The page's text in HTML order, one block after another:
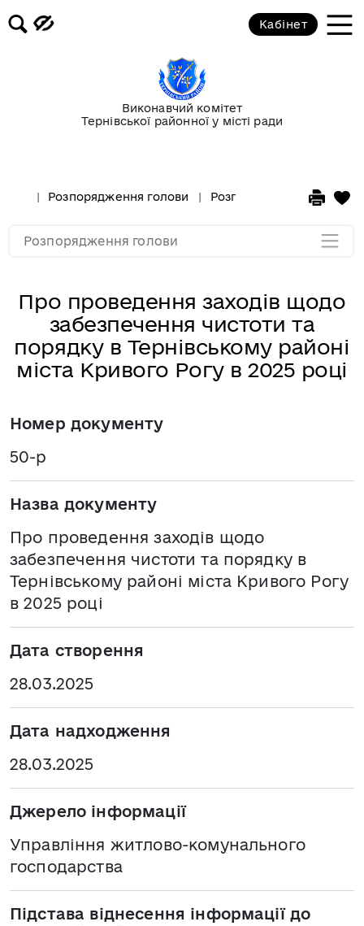
Виконавчий комітет
Тернівської районної у місті ради
Кабінет
Розпорядження голови Розпорядження за 2025
Про проведення заходів щодо
забезпечення чистоти та
порядку в Тернівському районі
міста Кривого Рогу в 2025 році
Номер документу
50-р
Назва документу
Про проведення заходів щодо
забезпечення чистоти та порядку в
Тернівському районі міста Кривого Рогу
в 2025 році
Дата створення
28.03.2025
Дата надходження
28.03.2025
Джерело інформації
Управління житлово-комунального
господарства
Підстава віднесення інформації до
Розпорядження голови
Розпорядження за 2016 рік